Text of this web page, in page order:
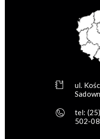
ul.
tel:
502-